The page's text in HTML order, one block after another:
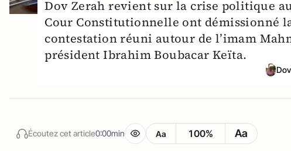
Dov Zerah revient sur la crise politique
Cour Constitutionnelle ont démissionné
contestation réuni autour de l’imam
président Ibrahim Boubacar Keïta.
Écoutez cet article0:00min Aa 100% Aa